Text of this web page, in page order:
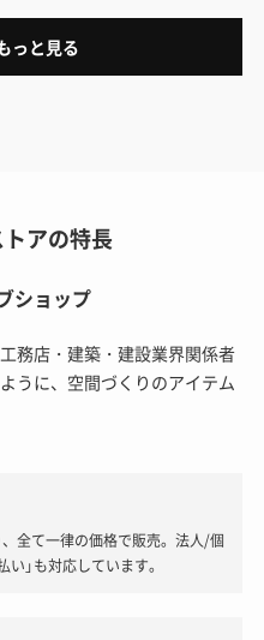
っと見る
アの特長
ショップ
務店・建築・建設業界関係者
うに、空間づくりのアイテム
全て一律の価格で販売。法人/個
」も対応しています。